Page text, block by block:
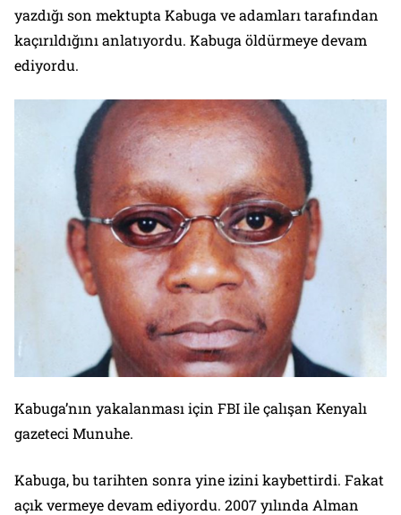
yazdığı son mektupta Kabuga ve adamları tarafından
kaçırıldığını anlatıyordu. Kabuga öldürmeye devam
ediyordu.
Kabuga’nın yakalanması için FBI ile çalışan Kenyalı
gazeteci Munuhe.
Kabuga, bu tarihten sonra yine izini kaybettirdi. Fakat
açık vermeye devam ediyordu. 2007 yılında Alman